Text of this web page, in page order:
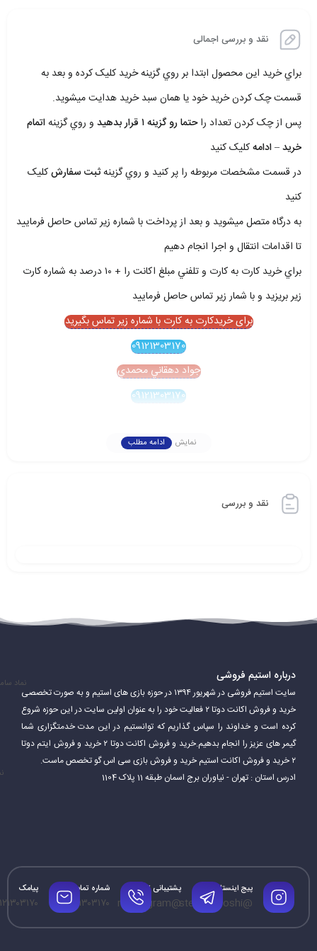
نقد و بررسی اجمالی
براي خريد اين محصول ابتدا بر روي گزينه خريد کليک کرده و بعد به
قسمت چک کردن خريد خود يا همان سبد خريد هدايت ميشويد.
پس از چک کردن تعداد راحتما رو گزينه ۱ قرار بدهيد و روي گزينهاتمام
خريد – ادامهکليک کنيد
در قسمت مشخصات مربوطه را پر کنيد و روي گزينهثبت سفارشکليک
کنيد
به درگاه متصل ميشويد و بعد از پرداخت با شماره زير تماس حاصل فرماييد
تا اقدامات انتقال و اجرا انجام دهيم
براي خريد کارت به کارت و تلفني مبلغ اکانت را + ۱۰ درصد به شماره کارت
زير بريزيد و با شمار زير تماس حاصل فرماييد
برای خریدکارت به کارت با شماره زیر تماس بگیرید
09121303170
جواد دهقاني محمدي
09121303170
نمایش ادامه مطلب
نقد و بررسی
درباره استیم فروشی
سایت استیم فروشی در شهریور ۱۳۹۴ در حوزه بازی های استیم و به صورت تخصصی
خرید و فروش اکانت دوتا ۲ فعالیت خود را به عنوان اولین سایت در این حوزه شروع
کرده است و خداوند را سپاس گذاریم که توانستیم در این مدت خدمتگزاری شما
گیمر های عزیز را انجام بدهیم.خرید و فروش اکانت دوتا ۲ خرید و فروش ایتم دوتا
۲ خرید و فروش اکانت استیم خرید و فروش بازی سی اس گو تخصص ماست.
ادرس استان : تهران - نیاوران برج اسمان طبقه 11 پلاک 1104
نماد
پیج اینستاگرام
@steamforoshi
پشتیبانی تلگرام
@mrtelegram
شماره تماس
۰۹۱۲۱۳۰۳۱۷۰
پیامک